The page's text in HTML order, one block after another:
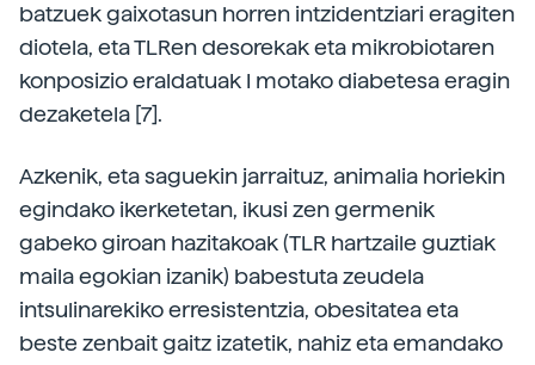
batzuek gaixotasun horren intzidentziari eragiten
diotela, eta TLRen desorekak eta mikrobiotaren
konposizio eraldatuak I motako diabetesa eragin
dezaketela [7].
Azkenik, eta saguekin jarraituz, animalia horiekin
egindako ikerketetan, ikusi zen germenik
gabeko giroan hazitakoak (TLR hartzaile guztiak
maila egokian izanik) babestuta zeudela
intsulinarekiko erresistentzia, obesitatea eta
beste zenbait gaitz izatetik, nahiz eta emandako